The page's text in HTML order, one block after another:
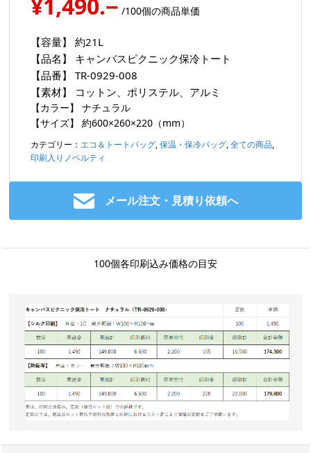
/100個の商品単価
【容量】
約21L
【品名】
キャンバスピクニック保冷トート
【品番】
TR-0929-008
【素材】
コットン、ポリステル、アルミ
【カラー】
ナチュラル
【サイズ】
約600×260×220（mm）
カテゴリー： エコ＆トートバッグ,保温・保冷バッグ,全ての商品,
印刷入りノベルティ
メール注文・見積り依頼へ
100個各印刷込み価格の目安